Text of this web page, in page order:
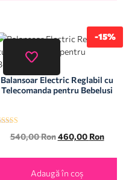
-15%
Balansoar Electric Reglabil cu
Telecomanda pentru Bebelusi
540,00Ron 460,00 Ron
Adaugă în coș